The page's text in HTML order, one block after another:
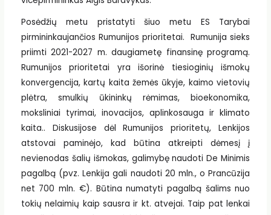
Posėdžių metu pristatyti šiuo metu ES Tarybai
pirmininkaujančios Rumunijos prioritetai. Rumunija sieks
priimti 2021-2027 m. daugiametę finansinę programą.
Rumunijos prioritetai yra išorinė tiesioginių išmokų
konvergencija, kartų kaita žemės ūkyje, kaimo vietovių
plėtra, smulkių ūkininkų rėmimas, bioekonomika,
moksliniai tyrimai, inovacijos, aplinkosauga ir klimato
kaita.. Diskusijose dėl Rumunijos prioritetų, Lenkijos
atstovai paminėjo, kad būtina atkreipti dėmesį į
nevienodas šalių išmokas, galimybę naudoti De Minimis
pagalbą (pvz. Lenkija gali naudoti 20 mln., o Prancūzija
net 700 mln. €). Būtina numatyti pagalbą šalims nuo
tokių nelaimių kaip sausra ir kt. atvejai. Taip pat lenkai